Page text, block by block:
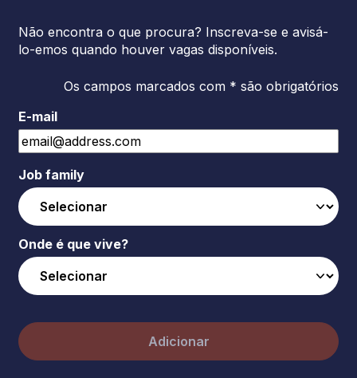
Não encontra o que procura? Inscreva-se e avisá-
lo-emos quando houver vagas disponíveis.
Os campos marcados com * são obrigatórios
E-mail
Job family
Onde é que vive?
Adicionar